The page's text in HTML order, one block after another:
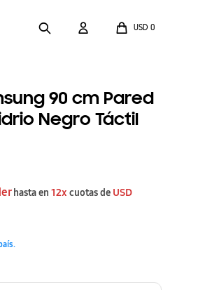
USD 0
90 cm Pared
Negro Táctil
hasta en 12x cuotas de USD